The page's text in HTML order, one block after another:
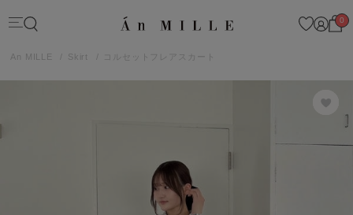
0
An MILLE Skirt コルセットフレアスカート